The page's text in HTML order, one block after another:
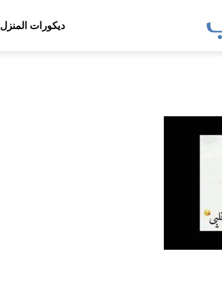
ديكورات المنزل